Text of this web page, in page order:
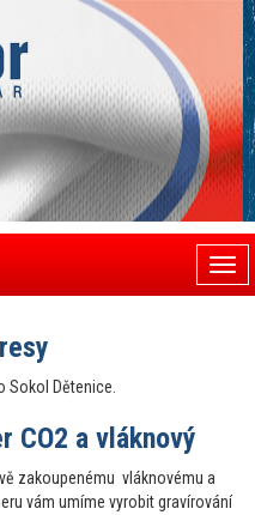
Sokol Dětenice.
CO2 a vláknový
zakoupenému vláknovému a
vám umíme vyrobit gravírování